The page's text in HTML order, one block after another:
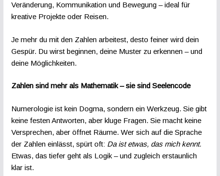
Veränderung, Kommunikation und Bewegung – ideal für
kreative Projekte oder Reisen.
Je mehr du mit den Zahlen arbeitest, desto feiner wird dein
Gespür. Du wirst beginnen, deine Muster zu erkennen – und
deine Möglichkeiten.
Zahlen sind mehr als Mathematik – sie sind Seelencode
Numerologie ist kein Dogma, sondern ein Werkzeug. Sie gibt
keine festen Antworten, aber kluge Fragen. Sie macht keine
Versprechen, aber öffnet Räume. Wer sich auf die Sprache
der Zahlen einlässt, spürt oft: Da ist etwas, das mich kennt.
Etwas, das tiefer geht als Logik – und zugleich erstaunlich
klar ist.